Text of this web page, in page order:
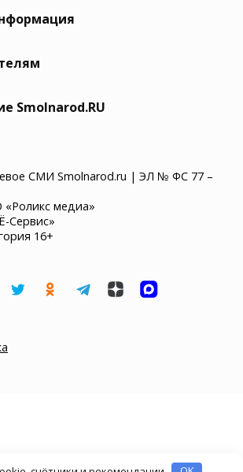
Smolnarod.RU
СМИ Smolnarod.ru | ЭЛ № ФС 77 –
медиа»
Сервис»
16+